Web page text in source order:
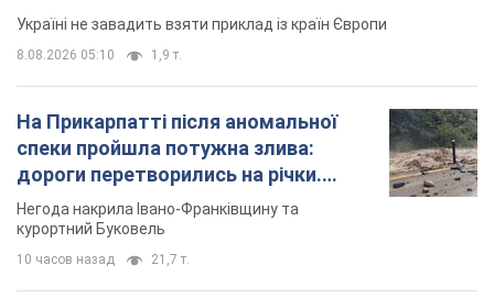
Україні не завадить взяти приклад із країн Європи
8.08.2026 05:10 1,9 т.
На Прикарпатті після аномальної
спеки пройшла потужна злива:
дороги перетворились на річки.
Відео
Негода накрила Івано-Франківщину та
курортний Буковель
10 часов назад 21,7 т.